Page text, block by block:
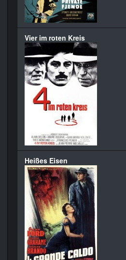
Vier im roten Kreis
Heißes Eisen